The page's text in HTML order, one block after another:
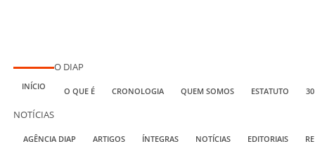
INÍCIO
O DIAP
O QUE É CRONOLOGIA QUEM SOMOS ESTATUTO
NOTÍCIAS
AGÊNCIA DIAP ARTIGOS ÍNTEGRAS NOTÍCIAS EDITORIAIS